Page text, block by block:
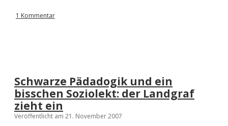
1 Kommentar
Schwarze Pädadogik und ein
bisschen Soziolekt: der Landgraf
zieht ein
Veröffentlicht am 21. November 2007